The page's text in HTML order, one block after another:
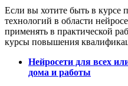
Если вы хотите быть в курсе
технологий в области
применять в практической
курсы повышения
Нейросети для всех
дома и работы